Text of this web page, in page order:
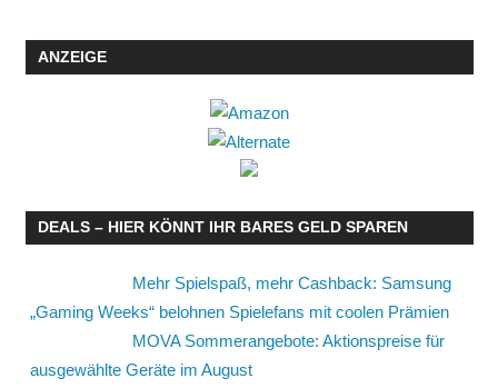
ANZEIGE
DEALS – HIER KÖNNT IHR BARES GELD SPAREN
Mehr Spielspaß, mehr Cashback: Samsung
„Gaming Weeks“ belohnen Spielefans mit coolen Prämien
MOVA Sommerangebote: Aktionspreise für
ausgewählte Geräte im August